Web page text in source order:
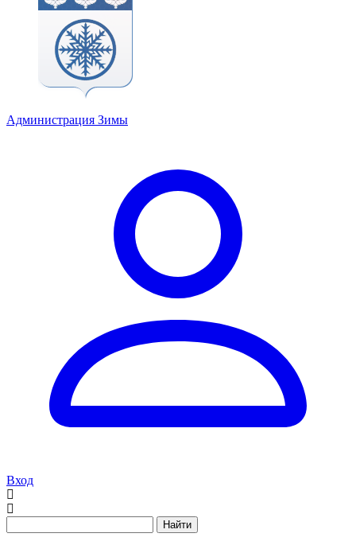
Администрация Зимы
Вход
Найти